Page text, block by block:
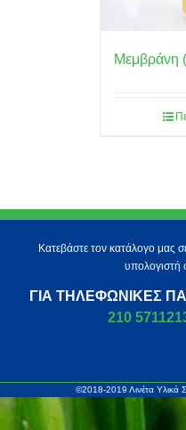
Μεμβράνη
Κατεβάστε τον κατάλογο μας
υπολογιστή
ΓΙΑ ΤΗΛΕΦΩΝΙΚΈΣ
210
©2018-2019 Λινέτα Υλικά